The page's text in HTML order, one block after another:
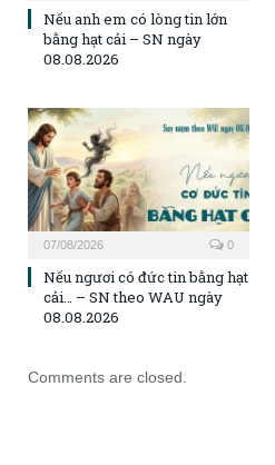
Nếu anh em có lòng tin lớn
bằng hạt cải – SN ngày
08.08.2026
07/08/2026 0
Nếu ngươi có đức tin bằng hạt
cải… – SN theo WAU ngày
08.08.2026
Comments are closed.